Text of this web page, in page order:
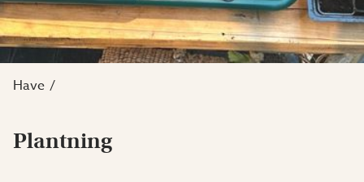
Have
Plantning